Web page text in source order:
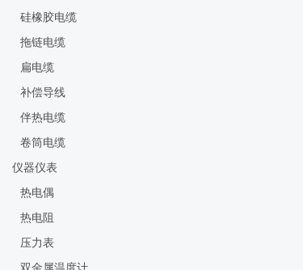
硅橡胶电缆
拖链电缆
扁电缆
补偿导线
伴热电缆
卷筒电缆
仪器仪表
热电偶
热电阻
压力表